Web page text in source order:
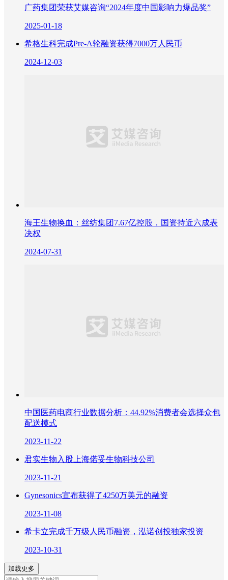
广药集团荣获艾媒咨询“2024年度中国影响力爆品奖”
2025-01-18
希格生科完成Pre-A轮融资获得7000万人民币
2024-12-03
海王生物换血：丝纺集团7.67亿控股，国资持近六成表
决权
2024-07-31
中国医药电商行业数据分析：44.92%消费者会选择众包
配送模式
2023-11-22
君实生物入股上海偌妥生物科技公司
2023-11-21
Gynesonics宣布获得了4250万美元的融资
2023-11-08
希卡立完成千万级人民币融资，泓诺创投独家投资
2023-10-31
加载更多